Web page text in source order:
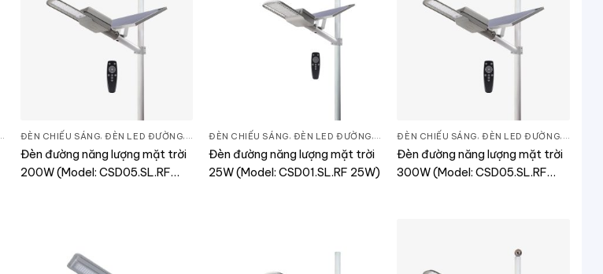
THIẾT BỊ CHIẾU SÁNG
ĐÈN CHIẾU SÁNG,ĐÈN LED ĐƯỜNG, THIẾT BỊ CHIẾU SÁNG
Đèn đường năng lượng mặt trời
200W (Model: CSD05.SL.RF
ĐÈN CHIẾU SÁNG, ĐÈN LED ĐƯỜNG, THIẾT BỊ CHIẾU SÁNG
Đèn đường năng lượng mặt trời
25W (Model: CSD01.SL.RF 25W)
ĐÈN CHIẾU SÁNG,ĐÈN LED ĐƯỜNG, THIẾT
Đèn đường năng lượng mặt trời
300W (Model: CSD05.SL.RF